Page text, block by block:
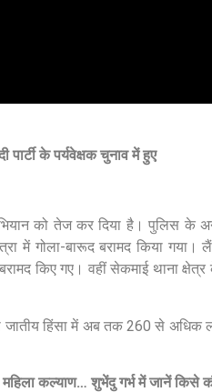
के पर्यवेक्षक चुनाव में हुए
को तेज कर दिया है। पुलिस
में गोला-बारूद बरामद किया
किए गए। वहीं सेकमाई थाना
हिंसा में अब तक 260 से अधिक
महिला कल्याण… शुभेंदु गर्भ में जानें किसे